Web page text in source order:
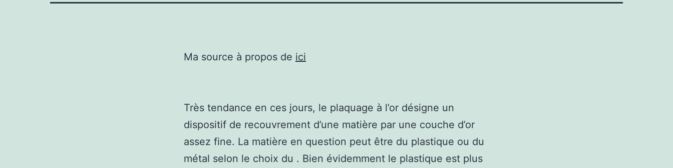
Ma source à propos de ici
Très tendance en ces jours, le plaquage à l’or désigne un
dispositif de recouvrement d’une matière par une couche d’or
assez fine. La matière en question peut être du plastique ou du
métal selon le choix du . Bien évidemment le plastique est plus